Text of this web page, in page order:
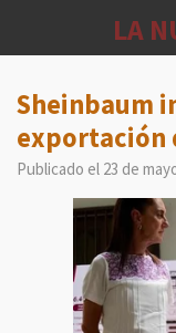
principal
LA
Sheinbaum
exportación
Publicado el 23 de